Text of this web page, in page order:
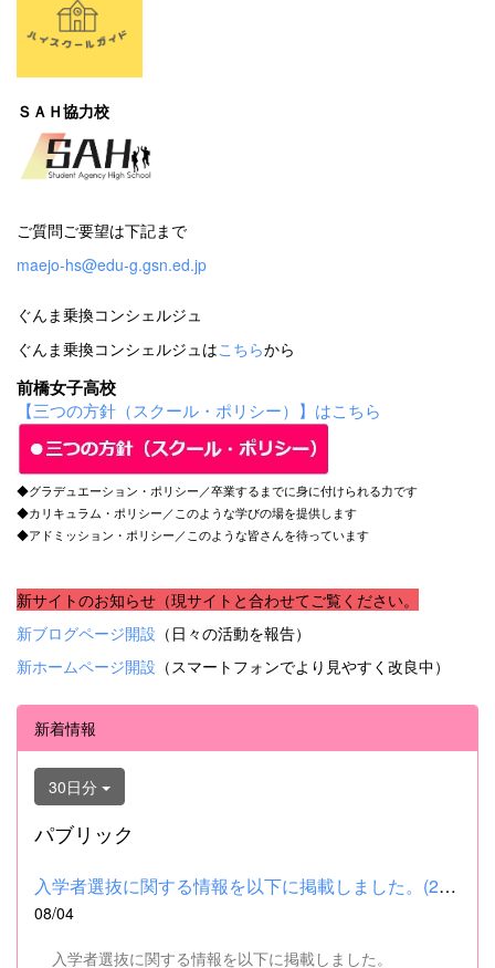
ＳＡＨ協力校
ご質問ご要望は下記まで
maejo-hs@edu-g.gsn.ed.jp
ぐんま乗換コンシェルジュ
ぐんま乗換コンシェルジュはこちらから
前橋女子高校
【三つの方針（スクール・ポリシー）】はこちら
◆グラデュエーション・ポリシー／卒業するまでに身に付けられる力です
◆カリキュラム・ポリシー／このような学びの場を提供します
◆アドミッション・ポリシー／このような皆さんを待っています
新サイトのお知らせ（現サイトと合わせてご覧ください。
新ブログページ開設 （日々の活動を報告）
新ホームページ開設 （スマートフォンでより見やすく改良中）
新着情報
30日分
パブリック
入学者選抜に関する情報を以下に掲載しました。(2026.8.4) ■令和...
08/04
入学者選抜に関する情報を以下に掲載しました。